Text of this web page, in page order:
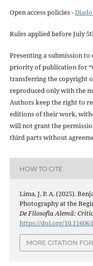
Open access policies -
Rules applied before July
Presenting a submission
priority of publication for
transferring the copyright
reproduced only with the
Authors keep the right to
editions of their work,
will not grant the
third parts without
HOW TO CITE
Lima, J. P. A. (2025).
Photography at the
De Filosofia Alemã:
https://doi.org/10.11606/
MORE CITATION